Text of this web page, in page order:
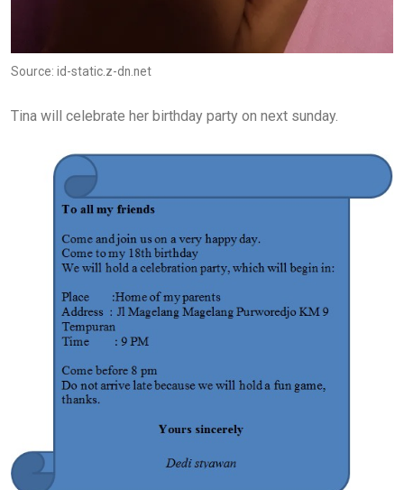
Source: id-static.z-dn.net
Tina will celebrate her birthday party on next sunday.